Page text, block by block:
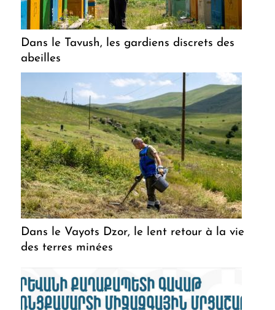
Dans le Tavush, les gardiens discrets des
abeilles
Dans le Vayots Dzor, le lent retour à la vie
des terres minées